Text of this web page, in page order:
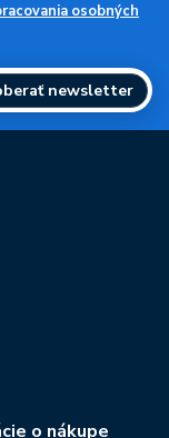
osobných
newsletter
o nákupe